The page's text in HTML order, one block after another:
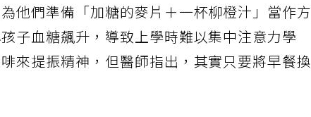
他們準備「加糖的麥片＋一杯柳橙汁」當作方
子血糖飆升，導致上學時難以集中注意力學
來提振精神，但醫師指出，其實只要將早餐換